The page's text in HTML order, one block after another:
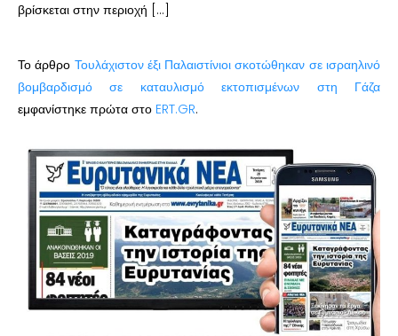
βρίσκεται στην περιοχή […]
Το άρθρο Τουλάχιστον έξι Παλαιστίνιοι σκοτώθηκαν σε ισραηλινό
βομβαρδισμό σε καταυλισμό εκτοπισμένων στη Γάζα
εμφανίστηκε πρώτα στο ERT.GR.